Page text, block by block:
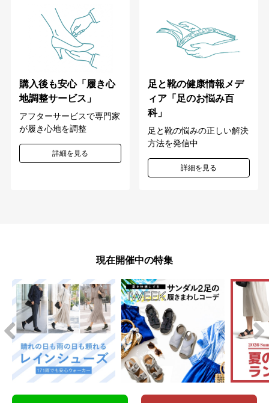
購入後も安心「履き心
地調整サービス」
アフターサービスで専門家
が履き心地を調整
詳細を見る
足と靴の健康情報メデ
ィア「足のお悩み百
科」
足と靴の悩みの正しい解決
方法を発信中
詳細を見る
現在開催中の特集